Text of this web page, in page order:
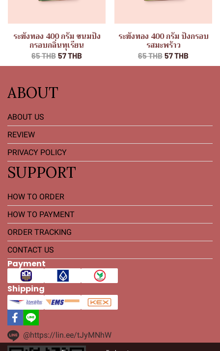
ระฆังทอง 400 กรัม ขนมปัง
กรอบกลิ่นทุเรียน
65 THB 57 THB
ระฆังทอง 400 กรัม ปังกรอบ
รสมะพร้าว
65 THB 57 THB
ABOUT
ABOUT US
REVIEW
PRIVACY POLICY
SUPPORT
HOW TO ORDER
HOW TO PAYMENT
ORDER TRACKING
CONTACT US
Payment
Shipping
@https://lin.ee/tJyMNhW